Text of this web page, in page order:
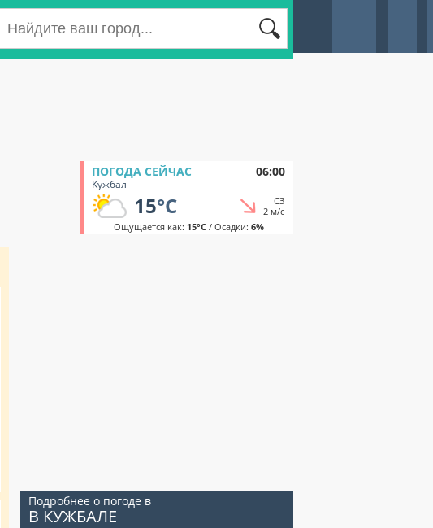
ПОГОДА СЕЙЧАС 06:00
Кужбал
15°C
СЗ
2 м/с
Ощущается как: 15°C/ Осадки: 6%
Подробнее о погоде в
В КУЖБАЛЕ